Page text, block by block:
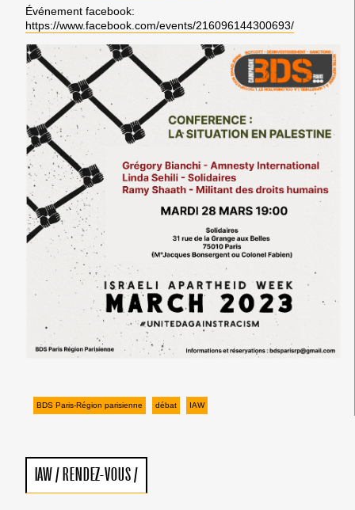
Événement facebook:
https://www.facebook.com/events/216096144300693/
BDS Paris-Région parisienne débat IAW
IAW/ RENDEZ-VOUS/